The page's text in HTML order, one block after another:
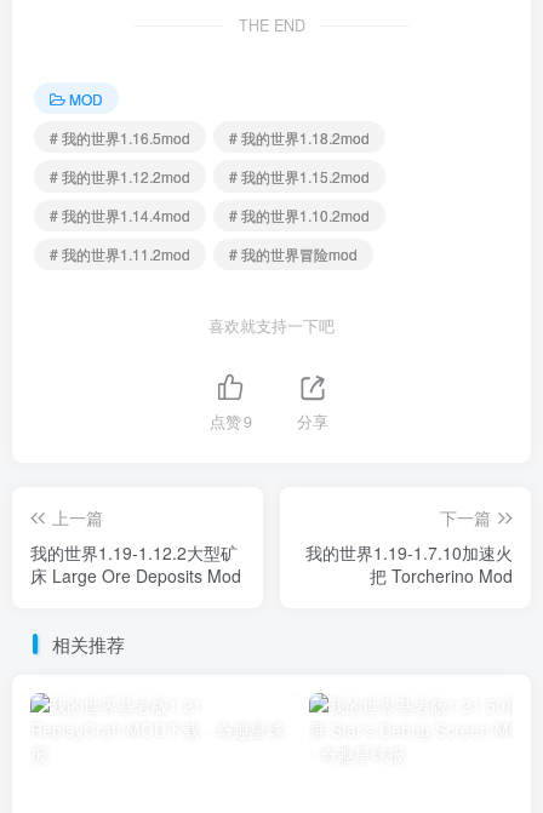
THE END
MOD
# 我的世界1.16.5mod
# 我的世界1.18.2mod
# 我的世界1.12.2mod
# 我的世界1.15.2mod
# 我的世界1.14.4mod
# 我的世界1.10.2mod
# 我的世界1.11.2mod
# 我的世界冒险mod
喜欢就支持一下吧
点赞9 分享
上一篇
我的世界1.19-1.12.2大型矿
床 Large Ore Deposits Mod
下一篇
我的世界1.19-1.7.10加速火
把 Torcherino Mod
相关推荐